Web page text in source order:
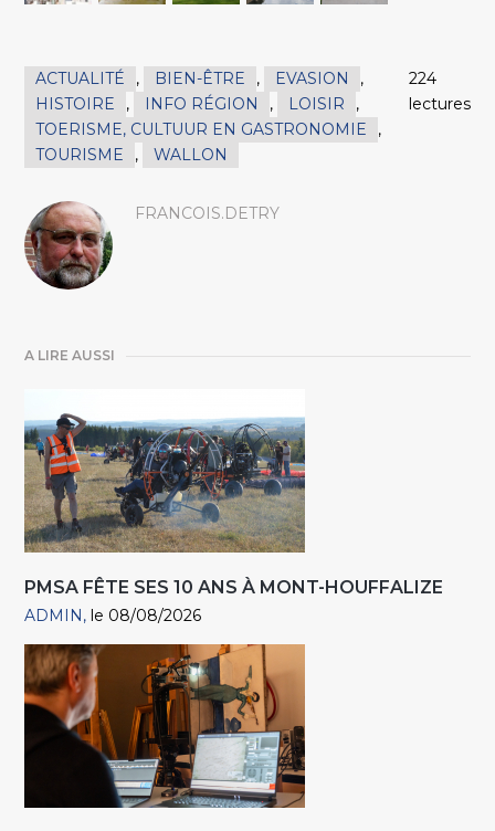
ACTUALITÉ , BIEN-ÊTRE , EVASION
,
HISTOIRE
, INFO RÉGION , LOISIR
,
TOERISME, CULTUUR EN GASTRONOMIE
,
TOURISME
, WALLON
224
lectures
FRANCOIS.DETRY
A LIRE AUSSI
PMSA FÊTE SES 10 ANS À MONT-HOUFFALIZE
ADMIN le 08/08/2026